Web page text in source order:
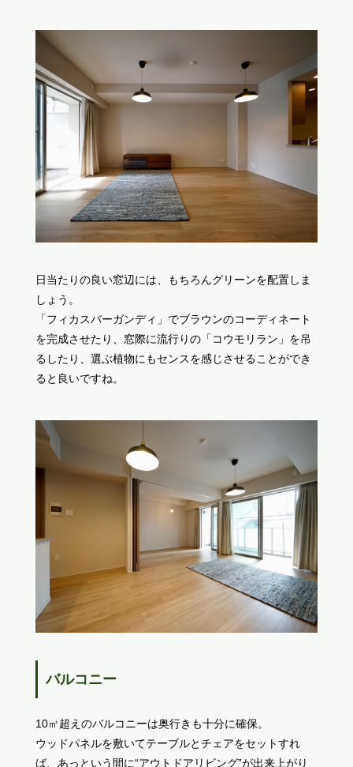
日当たりの良い窓辺には、もちろんグリーンを配置しま
しょう。
「フィカスバーガンディ」でブラウンのコーディネート
を完成させたり、窓際に流行りの「コウモリラン」を吊
るしたり、選ぶ植物にもセンスを感じさせることができ
ると良いですね。
バルコニー
10㎡超えのバルコニーは奥行きも十分に確保。
ウッドパネルを敷いてテーブルとチェアをセットすれ
ば、あっという間に“アウトドアリビング”が出来上がり